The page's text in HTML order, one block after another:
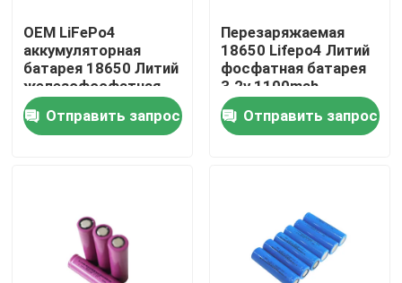
контроль качества
контактные данные
Все случаи
Батарея иона LiFePO4 лития
OEM LiFePo4
аккумуляторная
батарея 18650 Литий
железофосфатная
батарея 3.2V 1.1Ah
Отправить запрос
Перезаряжаемая
18650 Lifepo4 Литий
фосфатная батарея
3.2v 1100mah
1500mah 1800mah
Отправить запрос